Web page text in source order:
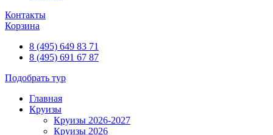
Контакты
Корзина
8 (495) 649 83 71
8 (495) 691 67 87
Подобрать тур
Главная
Круизы
Круизы 2026-2027
Круизы 2026